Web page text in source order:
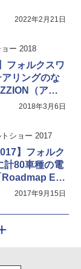
2022年2月21日
ー 2018
フォルクスワ
リングのな
（アイ.
2018年3月6日
ショー 2017
】フォルク
計80車種の電
Roadmap E」
2017年9月15日